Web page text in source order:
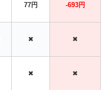
77円 -693円
✖ ✖
✖ ✖